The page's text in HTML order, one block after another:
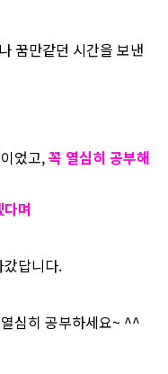
꿈만같던 시간을 보낸
었고,꼭 열심히 공부해
며
답니다.
심히 공부하세요~ ^^